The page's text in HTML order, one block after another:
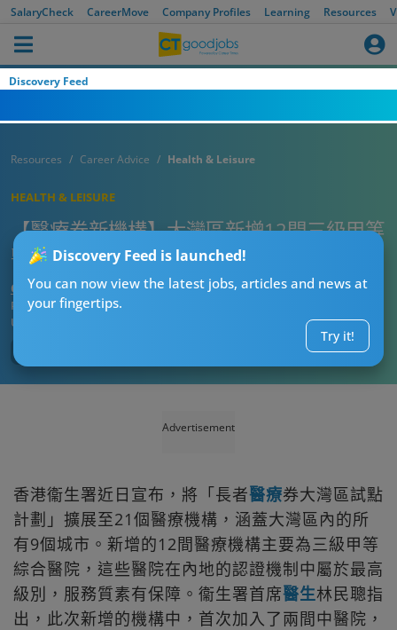
SalaryCheck CareerMove Company Profiles Learning Resources
Discovery Feed
Discovery Feed is launched!
You can now view the latest jobs, articles and news at
your fingertips.
Try it!
Resources Career Advice Health & Leisure
HEALTH & LEISURE
【醫療券新機構】大灣區新增12間三級甲等
醫院 方便長者就醫
CTgoodjobs’ Editor
Published:2025-05-06 17:08
Updated:
Advertisement
香港衞生署近日宣布，將「長者醫療券大灣區試點
計劃」擴展至21個醫療機構，涵蓋大灣區內的所
有9個城市。新增的12間醫療機構主要為三級甲等
綜合醫院，這些醫院在內地的認證機制中屬於最高
級別，服務質素有保障。衞生署首席醫生林民聰指
出，此次新增的機構中，首次加入了兩間中醫院，